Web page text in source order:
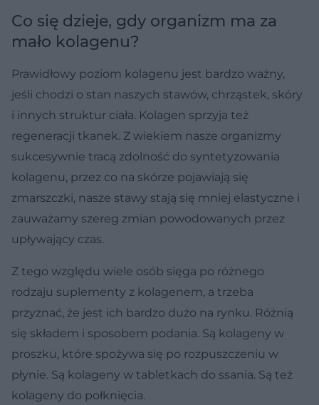
Co się dzieje, gdy organizm ma za
mało kolagenu?
Prawidłowy poziom kolagenu jest bardzo ważny,
jeśli chodzi o stan naszych stawów, chrząstek, skóry
i innych struktur ciała. Kolagen sprzyja też
regeneracji tkanek. Z wiekiem nasze organizmy
sukcesywnie tracą zdolność do syntetyzowania
kolagenu, przez co na skórze pojawiają się
zmarszczki, nasze stawy stają się mniej elastyczne i
zauważamy szereg zmian powodowanych przez
upływający czas.
Z tego względu wiele osób sięga po różnego
rodzaju suplementy z kolagenem, a trzeba
przyznać, że jest ich bardzo dużo na rynku. Różnią
się składem i sposobem podania. Są kolageny w
proszku, które spożywa się po rozpuszczeniu w
płynie. Są kolageny w tabletkach do ssania. Są też
kolageny do połknięcia.